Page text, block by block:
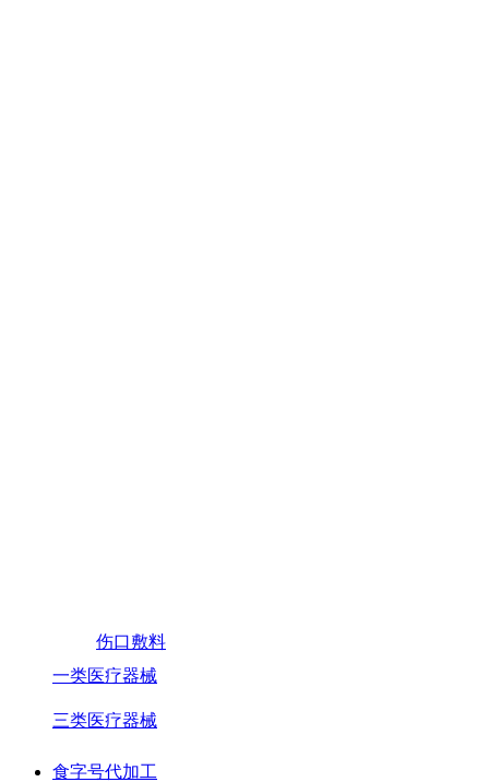
伤口敷料
一类医疗器械
三类医疗器械
食字号代加工